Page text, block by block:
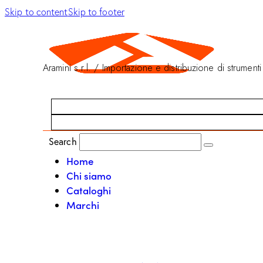
Skip to contentSkip to footer
Aramini s.r.l. / Importazione e distribuzione di strumenti
Search
Home
Chi siamo
Cataloghi
Marchi